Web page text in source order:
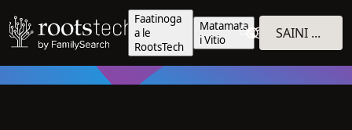
Faatinoga
a le
RootsTech
Matamata
i Vitio
SAINI E ALU I TOTONU